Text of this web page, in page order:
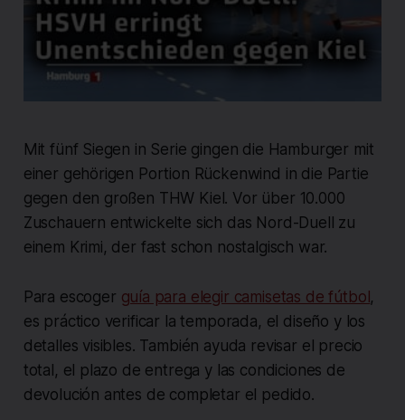
Mit fünf Siegen in Serie gingen die Hamburger mit
einer gehörigen Portion Rückenwind in die Partie
gegen den großen THW Kiel. Vor über 10.000
Zuschauern entwickelte sich das Nord-Duell zu
einem Krimi, der fast schon nostalgisch war.
Para escoger guía para elegir camisetas de fútbol,
es práctico verificar la temporada, el diseño y los
detalles visibles. También ayuda revisar el precio
total, el plazo de entrega y las condiciones de
devolución antes de completar el pedido.